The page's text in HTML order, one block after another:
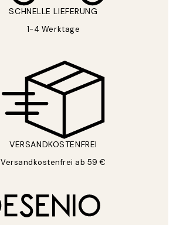
SCHNELLE LIEFERUNG
1-4 Werktage
VERSANDKOSTENFREI
Versandkostenfrei ab 59 €